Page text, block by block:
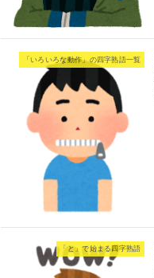
「いろいろな動作」の四字熟語一覧
「と」で始まる四字熟語